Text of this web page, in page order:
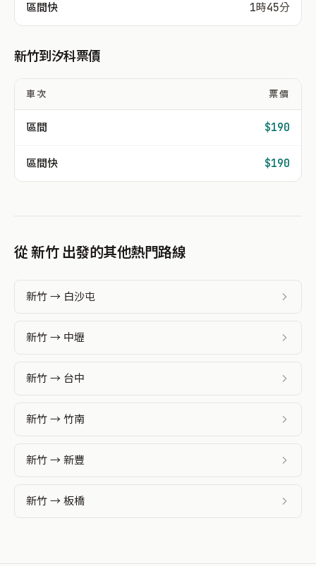
區間快 1時45分
新竹到汐科票價
車次 票價
區間 $190
區間快 $190
從 新竹 出發的其他熱門路線
新竹 → 白沙屯
新竹 → 中壢
新竹 → 台中
新竹 → 竹南
新竹 → 新豐
新竹 → 板橋